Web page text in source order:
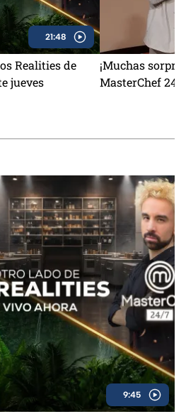
21:48
Realities de
jueves
¡Muchas
MasterChef 24/
9:45